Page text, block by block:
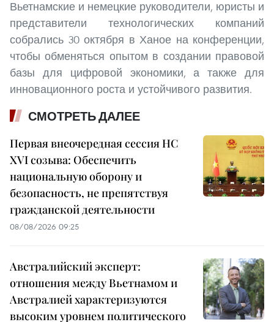
Вьетнамские и немецкие руководители, юристы и
представители технологических компаний
собрались 30 октября в Ханое на конференции,
чтобы обменяться опытом в создании правовой
базы для цифровой экономики, а также для
инновационного роста и устойчивого развития.
СМОТРЕТЬ ДАЛЕЕ
Первая внеочередная сессия НС
XVI созыва: Обеспечить
национальную оборону и
безопасность, не препятствуя
гражданской деятельности
08/08/2026 09:25
Австралийский эксперт:
отношения между Вьетнамом и
Австралией характеризуются
высоким уровнем политического